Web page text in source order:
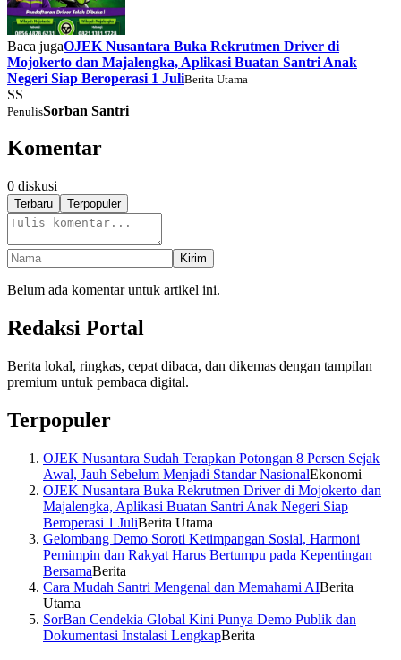
Baca jugaOJEK Nusantara Buka Rekrutmen Driver di
Mojokerto dan Majalengka, Aplikasi Buatan Santri Anak
Negeri Siap Beroperasi 1 JuliBerita Utama
SS
PenulisSorban Santri
Komentar
0 diskusi
Terbaru Terpopuler
Kirim
Belum ada komentar untuk artikel ini.
Redaksi Portal
Berita lokal, ringkas, cepat dibaca, dan dikemas dengan tampilan
premium untuk pembaca digital.
Terpopuler
OJEK Nusantara Sudah Terapkan Potongan 8 Persen Sejak
Awal, Jauh Sebelum Menjadi Standar NasionalEkonomi
OJEK Nusantara Buka Rekrutmen Driver di Mojokerto dan
Majalengka, Aplikasi Buatan Santri Anak Negeri Siap
Beroperasi 1 JuliBerita Utama
Gelombang Demo Soroti Ketimpangan Sosial, Harmoni
Pemimpin dan Rakyat Harus Bertumpu pada Kepentingan
BersamaBerita
Cara Mudah Santri Mengenal dan Memahami AIBerita
Utama
SorBan Cendekia Global Kini Punya Demo Publik dan
Dokumentasi Instalasi LengkapBerita